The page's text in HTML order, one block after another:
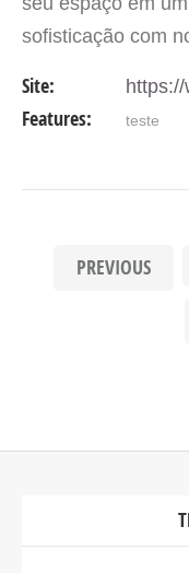
sofisticação com
é pensado com
Site:
Features: teste
PREVIOUS